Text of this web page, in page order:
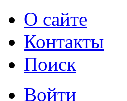
О сайте
Контакты
Поиск
Войти